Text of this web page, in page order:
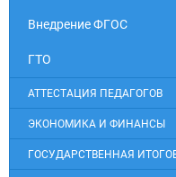
Внедрение ФГОС
ГТО
АТТЕСТАЦИЯ ПЕДАГОГОВ
ЭКОНОМИКА И ФИНАНСЫ
ГОСУДАРСТВЕННАЯ